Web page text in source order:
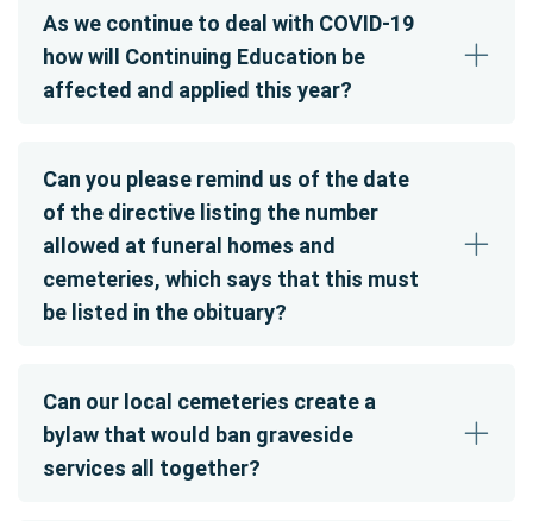
As we continue to deal with COVID-19
how will Continuing Education be
affected and applied this year?
Can you please remind us of the date
of the directive listing the number
allowed at funeral homes and
cemeteries, which says that this must
be listed in the obituary?
Can our local cemeteries create a
bylaw that would ban graveside
services all together?